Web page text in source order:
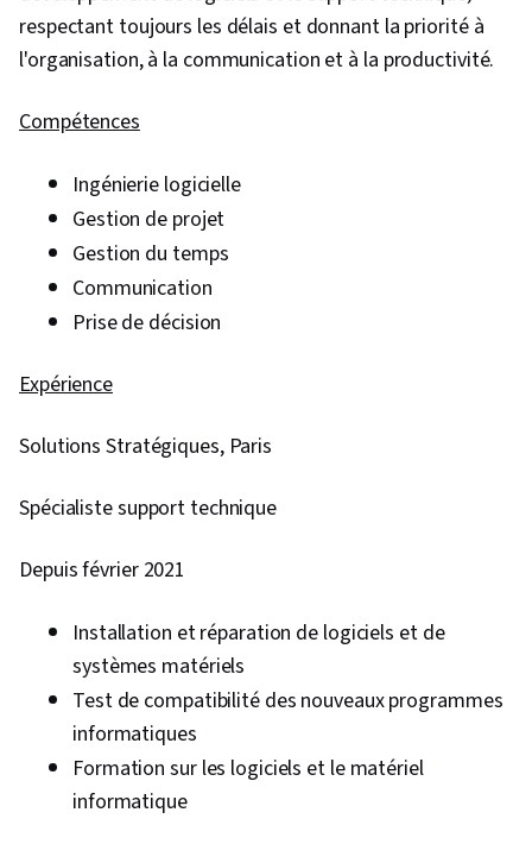
Gestion des programmes, Analyse des parties
prenantes, Fixation des objectifs, Cadres de
responsabilité, Mesure de la performance,
coûts-avantages, Développement
professionnel, L'image de marque,
Connaissance de l'IA, Ingénierie rapide, Google
Gemini, IA générative, Estimation du projet,
Estimation des coûts, Estimation
respectant toujours les délais et donnant la priorité à
l'organisation, à la communication et à la productivité.
Compétences
Ingénierie logicielle
Gestion de projet
Gestion du temps
Communication
Prise de décision
Expérience
Solutions Stratégiques, Paris
Spécialiste support technique
Depuis février 2021
Installation et réparation de logiciels et de
systèmes matériels
Test de compatibilité des nouveaux programmes
informatiques
Formation sur les logiciels et le matériel
informatique